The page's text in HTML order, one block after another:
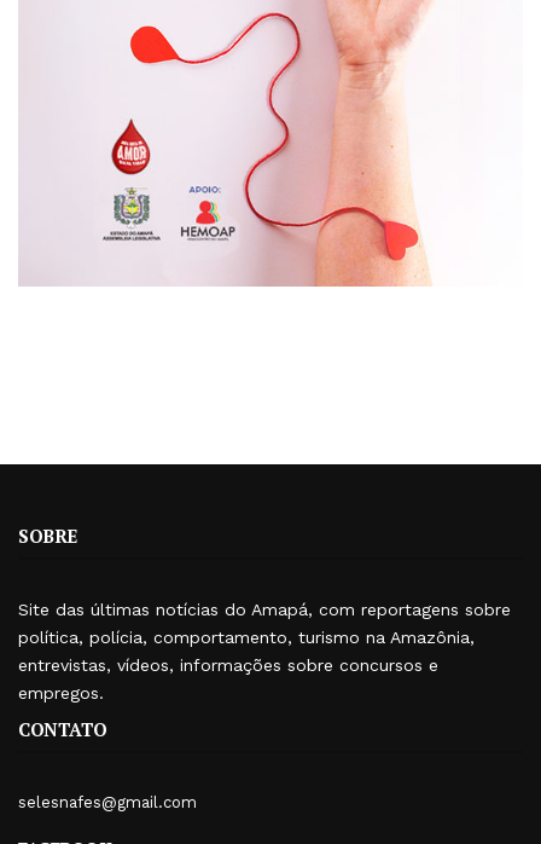
SOBRE
Site das últimas notícias do Amapá, com reportagens sobre
política, polícia, comportamento, turismo na Amazônia,
entrevistas, vídeos, informações sobre concursos e
empregos.
CONTATO
selesnafes@gmail.com